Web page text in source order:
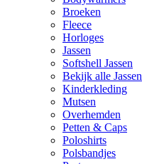
Broeken
Fleece
Horloges
Jassen
Softshell Jassen
Bekijk alle Jassen
Kinderkleding
Mutsen
Overhemden
Petten & Caps
Poloshirts
Polsbandjes